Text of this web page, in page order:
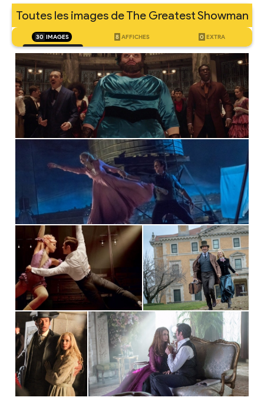
Toutes les images de The Greatest Showman
30 IMAGES 8 AFFICHES 0 EXTRA